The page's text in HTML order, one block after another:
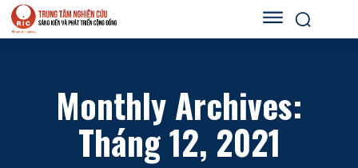
Monthly Archives:
Tháng 12, 2021